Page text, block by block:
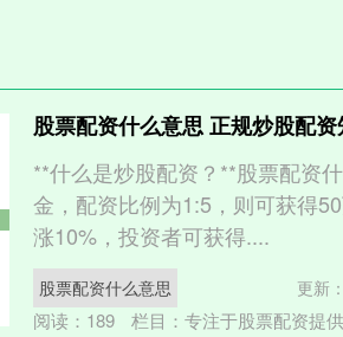
股票配资什么意思 正规炒股配
**什么是炒股配资？**股票配资
金，配资比例为1:5，则可获得
涨10%，投资者可获得....
股票配资什么意思 更新
阅读： 189 栏目： 专注于股票配资提